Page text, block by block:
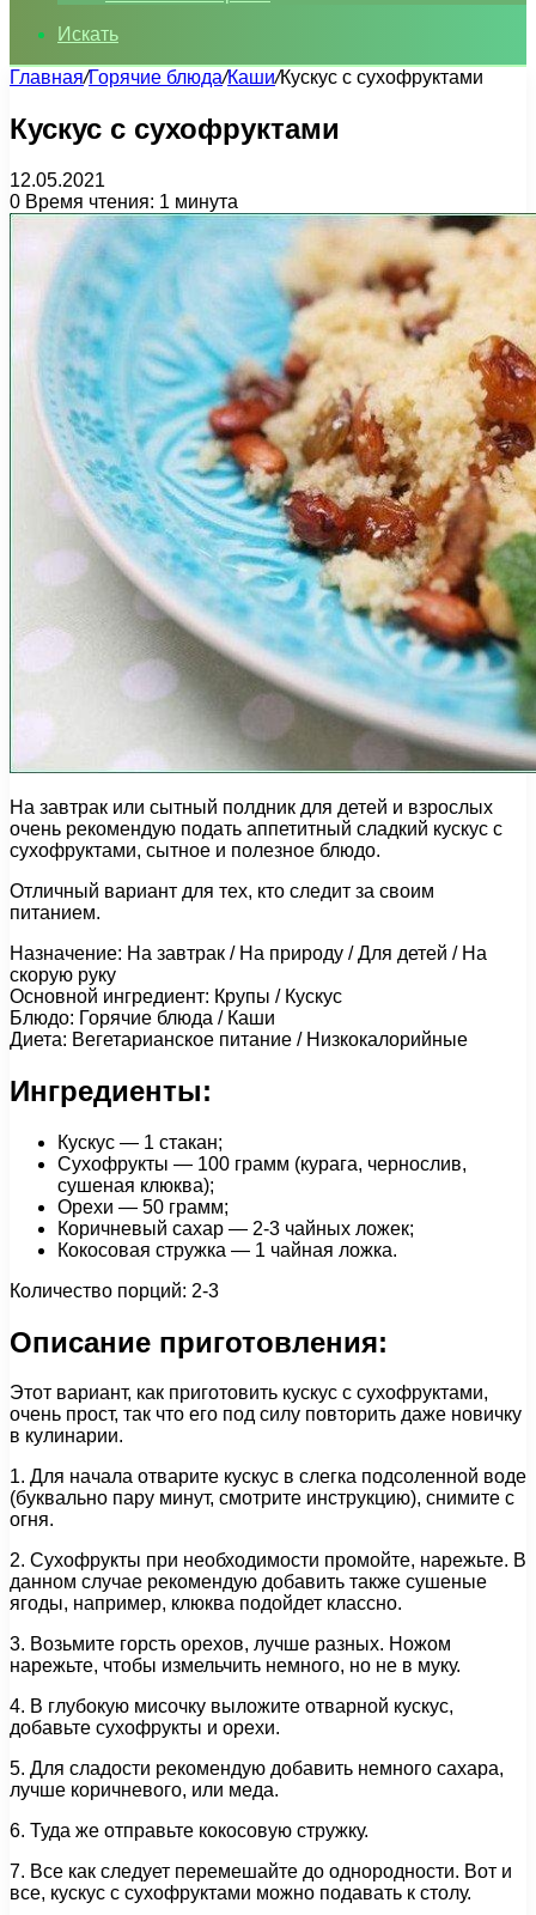
Искать
Главная/Горячие блюда/Каши/Кускус с сухофруктами
Кускус с сухофруктами
12.05.2021
0 Время чтения: 1 минута
На завтрак или сытный полдник для детей и взрослых
очень рекомендую подать аппетитный сладкий кускус с
сухофруктами, сытное и полезное блюдо.
Отличный вариант для тех, кто следит за своим
питанием.
Назначение: На завтрак / На природу / Для детей / На
скорую руку
Основной ингредиент: Крупы / Кускус
Блюдо: Горячие блюда / Каши
Диета: Вегетарианское питание / Низкокалорийные
Ингредиенты:
Кускус — 1 стакан;
Сухофрукты — 100 грамм (курага, чернослив,
сушеная клюква);
Орехи — 50 грамм;
Коричневый сахар — 2-3 чайных ложек;
Кокосовая стружка — 1 чайная ложка.
Количество порций: 2-3
Описание приготовления:
Этот вариант, как приготовить кускус с сухофруктами,
очень прост, так что его под силу повторить даже новичку
в кулинарии.
1. Для начала отварите кускус в слегка подсоленной воде
(буквально пару минут, смотрите инструкцию), снимите с
огня.
2. Сухофрукты при необходимости промойте, нарежьте. В
данном случае рекомендую добавить также сушеные
ягоды, например, клюква подойдет классно.
3. Возьмите горсть орехов, лучше разных. Ножом
нарежьте, чтобы измельчить немного, но не в муку.
4. В глубокую мисочку выложите отварной кускус,
добавьте сухофрукты и орехи.
5. Для сладости рекомендую добавить немного сахара,
лучше коричневого, или меда.
6. Туда же отправьте кокосовую стружку.
7. Все как следует перемешайте до однородности. Вот и
все, кускус с сухофруктами можно подавать к столу.